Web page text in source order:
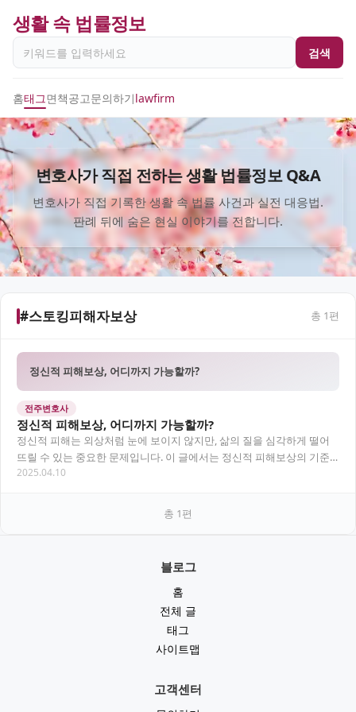
생활 속 법률정보
검색
홈태그면책공고문의하기lawfirm
변호사가 직접 전하는 생활 법률정보 Q&A
변호사가 직접 기록한 생활 속 법률 사건과 실전 대응법.
판례 뒤에 숨은 현실 이야기를 전합니다.
#스토킹피해자보상 총 1편
정신적 피해보상, 어디까지 가능할까?
전주변호사
정신적 피해보상, 어디까지 가능할까?
정신적 피해는 외상처럼 눈에 보이지 않지만, 삶의 질을 심각하게 떨어
뜨릴 수 있는 중요한 문제입니다. 이 글에서는 정신적 피해보상의 기준
과 절차, 실제 사례와 연관 검색어를 통해…
2025.04.10
총 1편
블로그
홈
전체 글
태그
사이트맵
고객센터